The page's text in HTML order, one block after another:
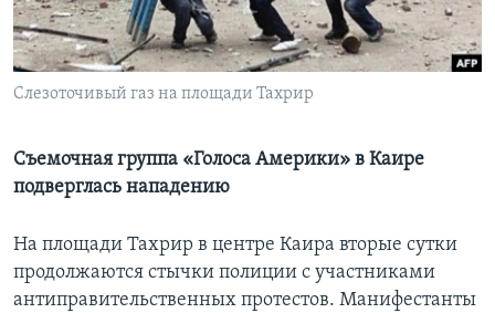
Learning English
СОЦИАЛЬНЫЕ СЕТИ
Языки
Слезоточивый газ на площади Тахрир
Съемочная группа «Голоса Америки» в Каире
подверглась нападению
На площади Тахрир в центре Каира вторые сутки
продолжаются стычки полиции с участниками
антиправительственных протестов. Манифестанты